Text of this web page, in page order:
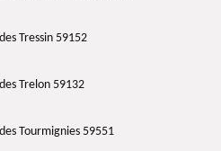
Tressin 59152
Trelon 59132
Tourmignies 59551